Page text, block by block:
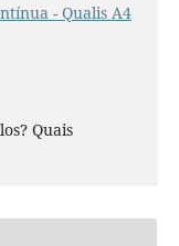
- Qualis A4
Quais